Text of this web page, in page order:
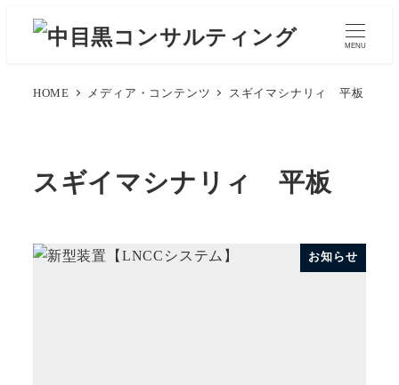
MENU
HOME メディア・コンテンツ スギイマシナリィ 平板
スギイマシナリィ 平板
お知らせ